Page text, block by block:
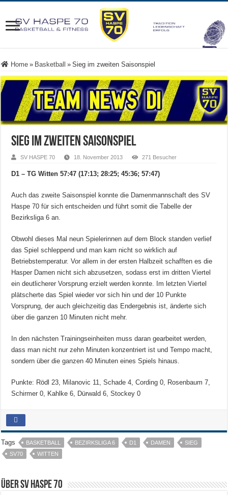
Home » Basketball » Sieg im zweiten Saisonspiel
Sieg im zweiten Saisonspiel
SV HASPE 70 18. November 2013 271 Besucher
D1 – TG Witten 57:47 (17:13; 28:25; 45:36; 57:47)
Auch das zweite Saisonspiel konnte die Damenmannschaft des SV
Haspe 70 für sich entscheiden und führt somit die Tabelle der
Bezirksliga 6 an.
Obwohl dieses Mal neun Spielerinnen auf dem Block standen verlief
das Spiel schleppend und man kam nicht so wirklich auf
Betriebstemperatur. Vor allem in der ersten Halbzeit schafften es die
Hasper Damen nicht sich abzusetzen, sodass erst im dritten Viertel
ein deutlicherer Vorsprung erzielt werden konnte. Im letzten Viertel
plätscherte das Spiel wieder vor sich hin und der 10 Punkte
Vorsprung, der auch gleichzeitig das Endergebnis ist, änderte sich
über die ganzen 10 Minuten nicht mehr.
In den nächsten Trainingseinheiten muss daran gearbeitet werden,
dass man nicht nur zehn Minuten konzentriert ist und Tempo macht,
sondern über die ganzen 40 Minuten eines Spiels hinaus.
Punkte: Rödl 23, Milanovic 11, Schade 4, Cording 0, Rosenbaum 7,
Schirmer 0, Kahlke 6, Dürwald 6, Stockey 0
Tags BASKETBALL BEZIRKSLIGA 6 D1 DAMEN
SIEG
SV70
WITTEN
Über SV HASPE 70